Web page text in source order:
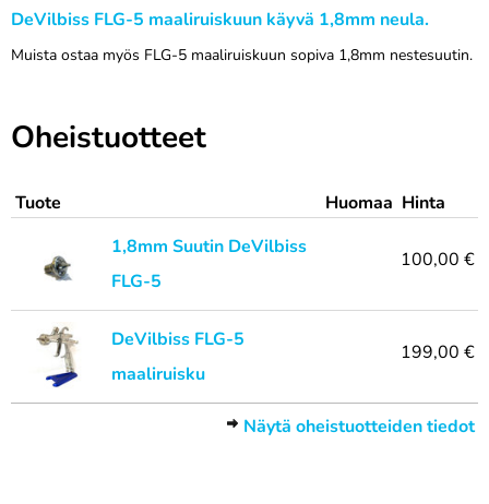
DeVilbiss FLG-5 maaliruiskuun käyvä 1,8mm neula.
Muista ostaa myös FLG-5 maaliruiskuun sopiva 1,8mm nestesuutin.
Oheistuotteet
Tuote Huomaa Hinta
1,8mm Suutin DeVilbiss
FLG-5
100,00 €
DeVilbiss FLG-5
maaliruisku
199,00 €
Näytä oheistuotteiden tiedot